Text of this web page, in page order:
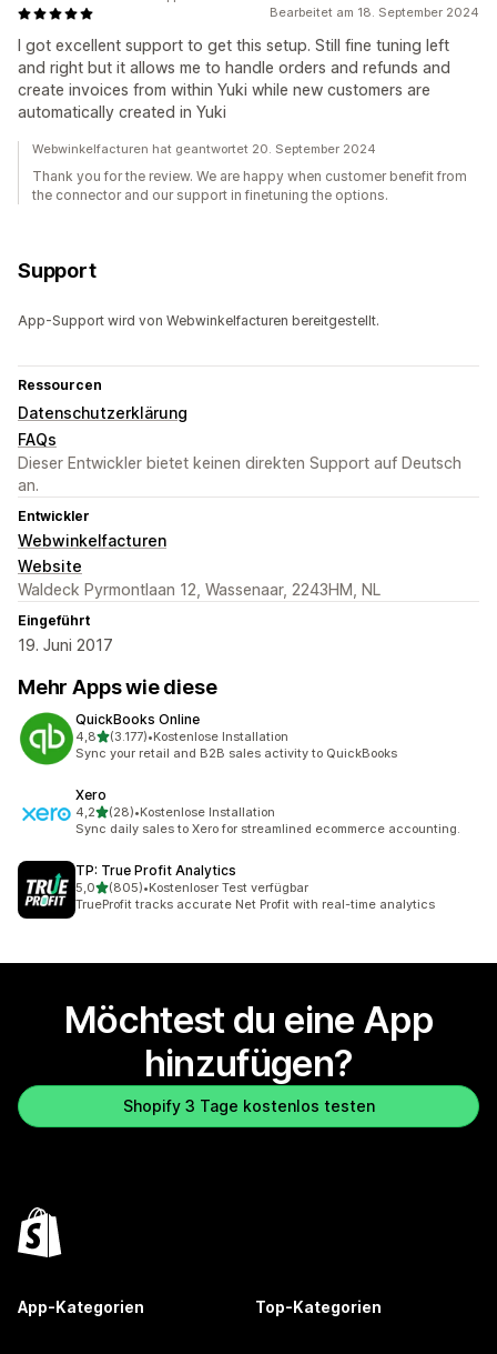
Bearbeitet am 18. September 2024
I got excellent support to get this setup. Still fine tuning left
and right but it allows me to handle orders and refunds and
create invoices from within Yuki while new customers are
automatically created in Yuki
Webwinkelfacturen hat geantwortet 20. September 2024
Thank you for the review. We are happy when customer benefit from
the connector and our support in finetuning the options.
Support
App-Support wird von Webwinkelfacturen bereitgestellt.
Ressourcen
Datenschutzerklärung
FAQs
Dieser Entwickler bietet keinen direkten Support auf Deutsch
an.
Entwickler
Webwinkelfacturen
Website
Waldeck Pyrmontlaan 12, Wassenaar, 2243HM, NL
Eingeführt
19. Juni 2017
Mehr Apps wie diese
QuickBooks Online
4,8von 5 Sternen
(3.177)
3177 Rezensionen insgesamt
•Kostenlose Installation
Sync your retail and B2B sales activity to QuickBooks
Xero
4,2von 5 Sternen
(28)
28 Rezensionen insgesamt
•Kostenlose Installation
Sync daily sales to Xero for streamlined ecommerce accounting.
TP: True Profit Analytics
5,0von 5 Sternen
(805)
805 Rezensionen insgesamt
•Kostenloser Test verfügbar
TrueProfit tracks accurate Net Profit with real-time analytics
Möchtest du eine App
hinzufügen?
Shopify 3 Tage kostenlos testen
App-Kategorien Top-Kategorien